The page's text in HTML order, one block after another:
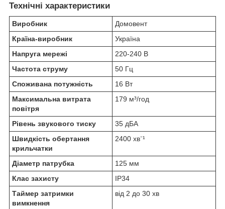
Технічні характеристики
Виробник
Домовент
Країна-виробник
Україна
Напруга мережі
220-240 В
Частота струму
50 Гц
Споживана потужність
16 Вт
Максимальна витрата
повітря
179 м³/год
Рівень звукового тиску
35 дБА
Швидкість обертання
крильчатки
2400 хв⁻¹
Діаметр патрубка
125 мм
Клас захисту
IP34
Таймер затримки
вимкнення
від 2 до 30 хв